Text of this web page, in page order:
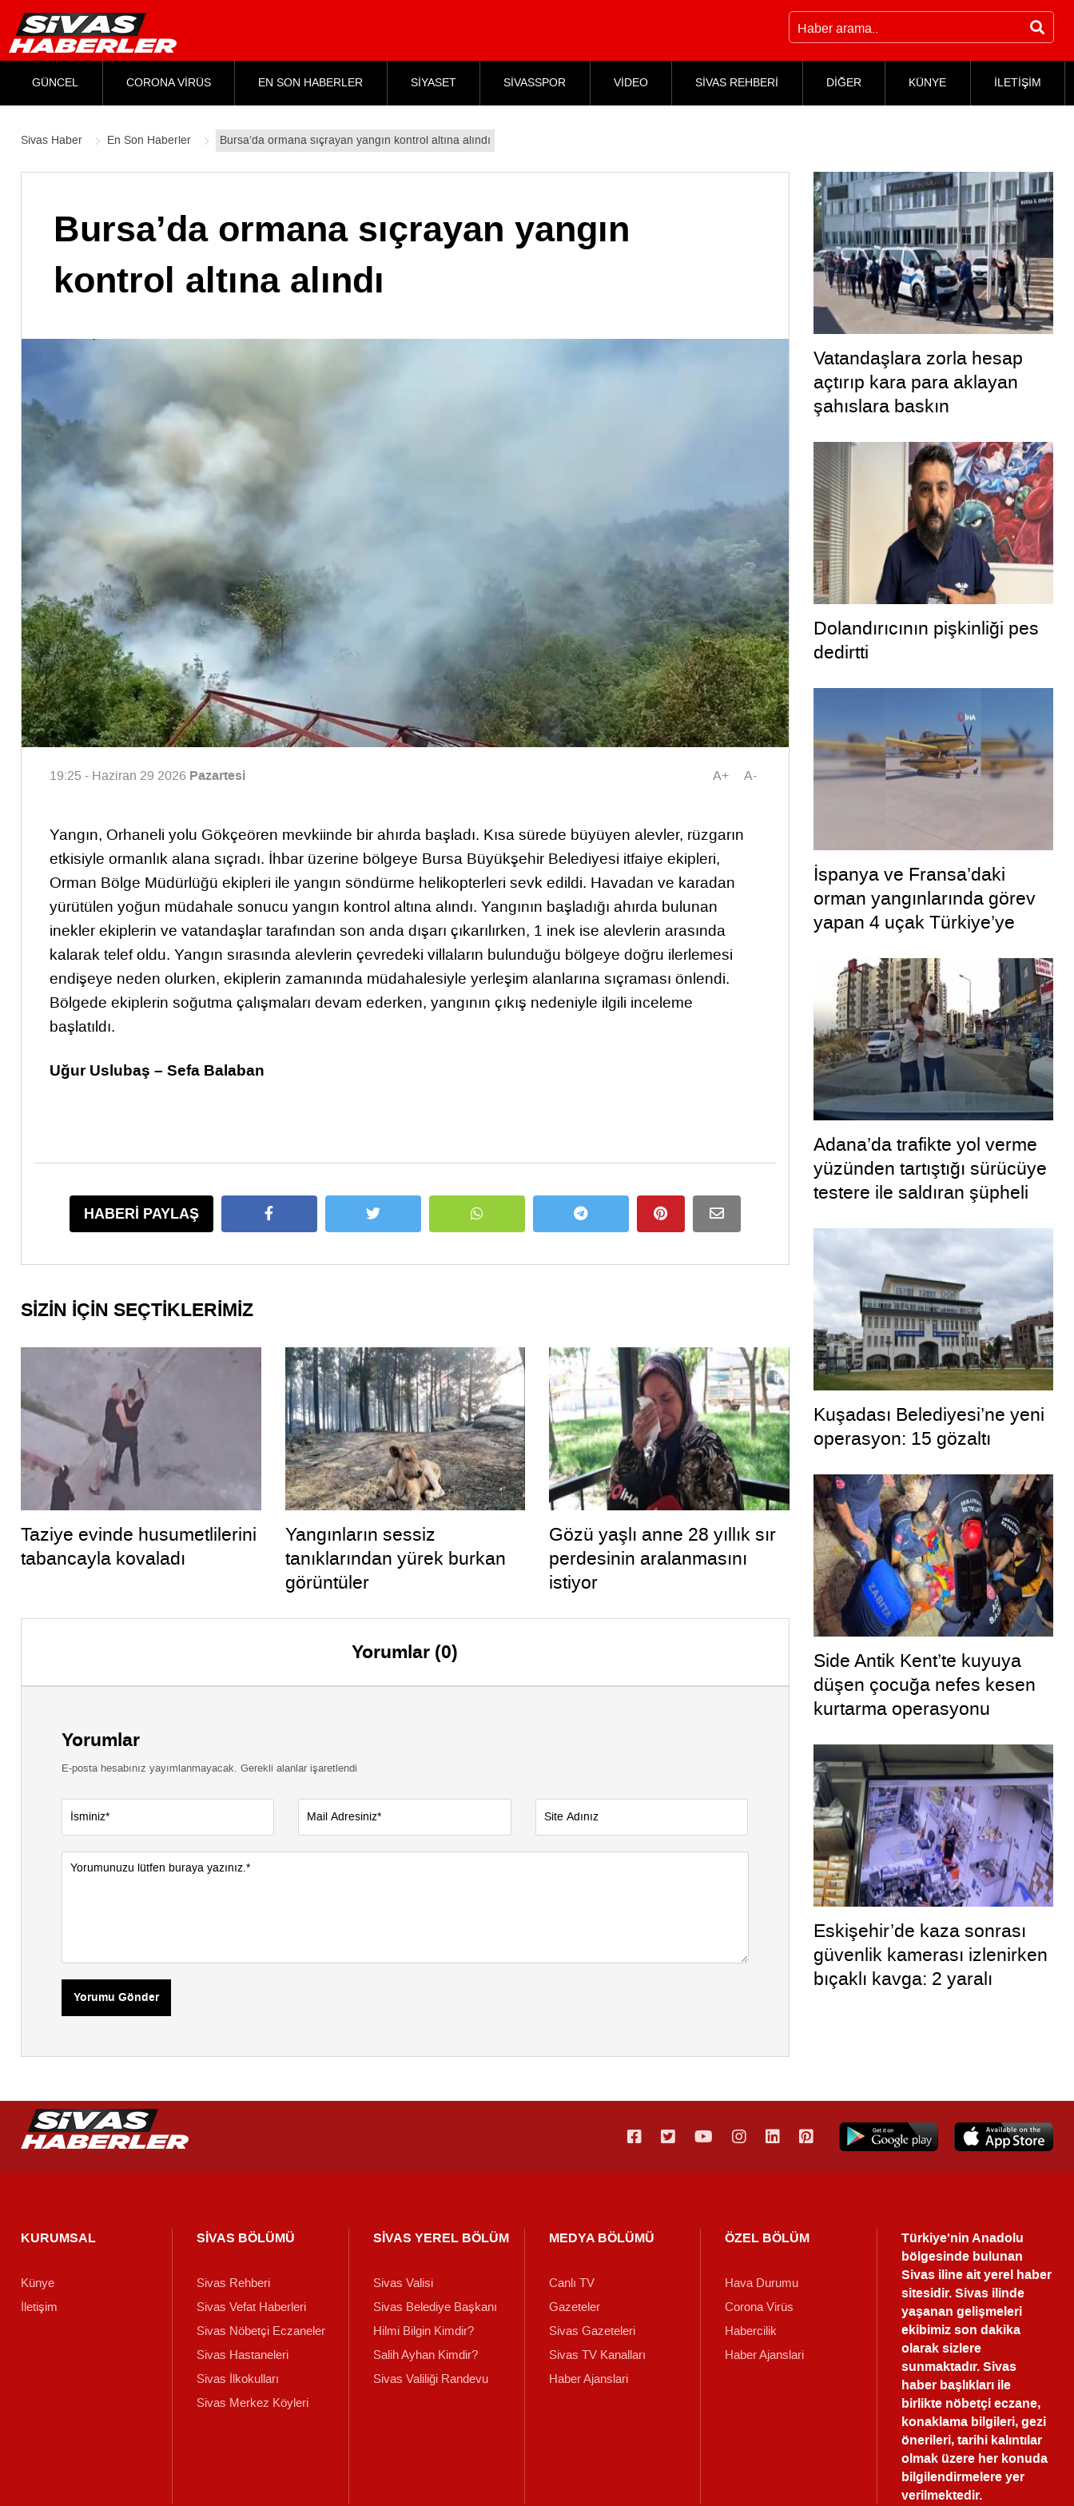
GÜNCEL CORONA VİRÜS EN SON HABERLER SİYASET SİVASSPOR VİDEO SİVAS REHBERİ DİĞER KÜNYE İLETİŞİM
Sivas Haber En Son Haberler Bursa’da ormana sıçrayan yangın kontrol altına alındı
Bursa’da ormana sıçrayan yangın
kontrol altına alındı
19:25 - Haziran 29 2026 Pazartesi A+ A-
Yangın, Orhaneli yolu Gökçeören mevkiinde bir ahırda başladı. Kısa sürede büyüyen alevler, rüzgarın
etkisiyle ormanlık alana sıçradı. İhbar üzerine bölgeye Bursa Büyükşehir Belediyesi itfaiye ekipleri,
Orman Bölge Müdürlüğü ekipleri ile yangın söndürme helikopterleri sevk edildi. Havadan ve karadan
yürütülen yoğun müdahale sonucu yangın kontrol altına alındı. Yangının başladığı ahırda bulunan
inekler ekiplerin ve vatandaşlar tarafından son anda dışarı çıkarılırken, 1 inek ise alevlerin arasında
kalarak telef oldu. Yangın sırasında alevlerin çevredeki villaların bulunduğu bölgeye doğru ilerlemesi
endişeye neden olurken, ekiplerin zamanında müdahalesiyle yerleşim alanlarına sıçraması önlendi.
Bölgede ekiplerin soğutma çalışmaları devam ederken, yangının çıkış nedeniyle ilgili inceleme
başlatıldı.
Uğur Uslubaş – Sefa Balaban
HABERİ PAYLAŞ
SİZİN İÇİN SEÇTİKLERİMİZ
Taziye evinde husumetlilerini
tabancayla kovaladı
Yangınların sessiz
tanıklarından yürek burkan
görüntüler
Gözü yaşlı anne 28 yıllık sır
perdesinin aralanmasını
istiyor
Yorumlar (0)
Yorumlar
E-posta hesabınız yayımlanmayacak. Gerekli alanlar işaretlendi
Yorumu Gönder
Vatandaşlara zorla hesap
açtırıp kara para aklayan
şahıslara baskın
Dolandırıcının pişkinliği pes
dedirtti
İspanya ve Fransa’daki
orman yangınlarında görev
yapan 4 uçak Türkiye’ye
Adana’da trafikte yol verme
yüzünden tartıştığı sürücüye
testere ile saldıran şüpheli
Kuşadası Belediyesi’ne yeni
operasyon: 15 gözaltı
Side Antik Kent’te kuyuya
düşen çocuğa nefes kesen
kurtarma operasyonu
Eskişehir’de kaza sonrası
güvenlik kamerası izlenirken
bıçaklı kavga: 2 yaralı
KURUMSAL
Künye
İletişim
SİVAS BÖLÜMÜ
Sivas Rehberi
Sivas Vefat Haberleri
Sivas Nöbetçi Eczaneler
Sivas Hastaneleri
Sivas İlkokulları
Sivas Merkez Köyleri
SİVAS YEREL BÖLÜM
Sivas Valisi
Sivas Belediye Başkanı
Hilmi Bilgin Kimdir?
Salih Ayhan Kimdir?
Sivas Valiliği Randevu
MEDYA BÖLÜMÜ
Canlı TV
Gazeteler
Sivas Gazeteleri
Sivas TV Kanalları
Haber Ajanslari
ÖZEL BÖLÜM
Hava Durumu
Corona Virüs
Habercilik
Haber Ajanslari
Türkiye'nin Anadolu
bölgesinde bulunan
Sivas iline ait yerel haber
sitesidir. Sivas ilinde
yaşanan gelişmeleri
ekibimiz son dakika
olarak sizlere
sunmaktadır.Sivas
haberbaşlıkları ile
birlikte nöbetçi eczane,
konaklama bilgileri, gezi
önerileri, tarihi kalıntılar
olmak üzere her konuda
bilgilendirmelere yer
verilmektedir.